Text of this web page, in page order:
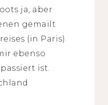
ja, aber
gemailt
(in Paris)
ebenso
ist.